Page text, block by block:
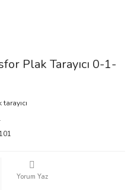
Plak Tarayıcı 0-1-
Yorum Yaz